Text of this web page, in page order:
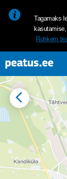
Tagamaks
Rohkem